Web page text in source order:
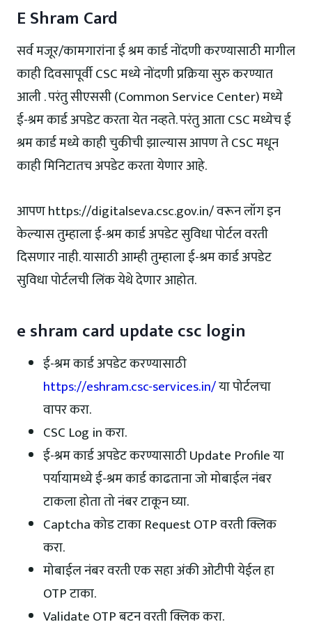
E Shram Card
सर्व मजूर/कामगारांना ई श्रम कार्ड नोंदणी करण्यासाठी मागील
काही दिवसापूर्वी CSC मध्ये नोंदणी प्रक्रिया सुरु करण्यात
आली . परंतु सीएससी (Common Service Center) मध्ये
ई-श्रम कार्ड अपडेट करता येत नव्हते. परंतु आता CSC मध्येच ई
श्रम कार्ड मध्ये काही चुकीची झाल्यास आपण ते CSC मधून
काही मिनिटातच अपडेट करता येणार आहे.
आपण https://digitalseva.csc.gov.in/ वरून लॉग इन
केल्यास तुम्हाला ई-श्रम कार्ड अपडेट सुविधा पोर्टल वरती
दिसणार नाही. यासाठी आम्ही तुम्हाला ई-श्रम कार्ड अपडेट
सुविधा पोर्टलची लिंक येथे देणार आहोत.
e shram card update csc login
ई-श्रम कार्ड अपडेट करण्यासाठी
https://eshram.csc-services.in/या पोर्टलचा
वापर करा.
CSC Log in करा.
ई-श्रम कार्ड अपडेट करण्यासाठी Update Profile या
पर्यायामध्ये ई-श्रम कार्ड काढताना जो मोबाईल नंबर
टाकला होता तो नंबर टाकून घ्या.
Captcha कोड टाका Request OTP वरती क्लिक
करा.
मोबाईल नंबर वरती एक सहा अंकी ओटीपी येईल हा
OTP टाका.
Validate OTP बटन वरती क्लिक करा.